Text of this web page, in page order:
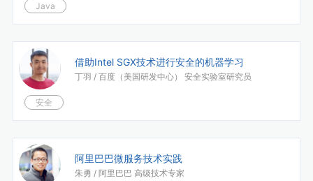
Java
借助Intel SGX技术进行安全的机器学习
丁羽 / 百度（美国研发中心） 安全实验室研究员
安全
阿里巴巴微服务技术实践
朱勇 / 阿里巴巴 高级技术专家